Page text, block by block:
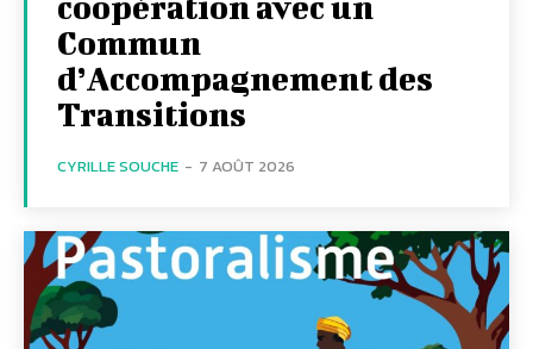
Commun
d’Accompagnement des
Transitions
CYRILLE SOUCHE - 7 AOÛT 2026